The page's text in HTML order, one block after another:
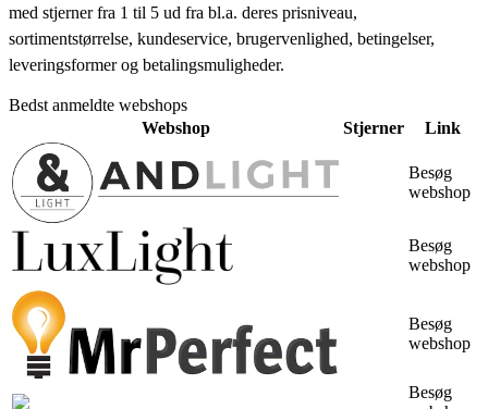
med stjerner fra 1 til 5 ud fra bl.a. deres prisniveau,
sortimentstørrelse, kundeservice, brugervenlighed, betingelser,
leveringsformer og betalingsmuligheder.
Bedst anmeldte webshops
Webshop
Stjerner Link
Besøg
webshop
Besøg
webshop
Besøg
webshop
Besøg